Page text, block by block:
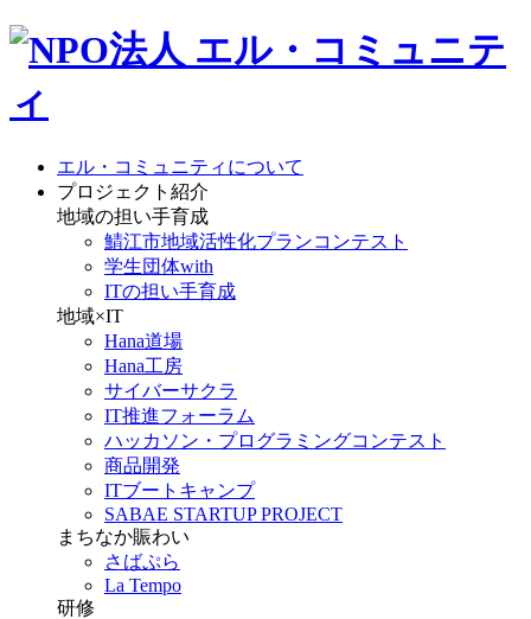
エル・コミュニティについて
プロジェクト紹介
地域の担い手育成
鯖江市地域活性化プランコンテスト
学生団体with
ITの担い手育成
地域×IT
Hana道場
Hana工房
サイバーサクラ
IT推進フォーラム
ハッカソン・プログラミングコンテスト
商品開発
ITブートキャンプ
SABAE STARTUP PROJECT
まちなか賑わい
さばぷら
La Tempo
研修